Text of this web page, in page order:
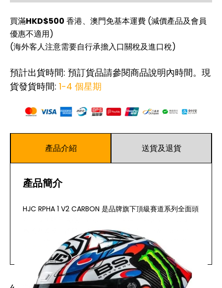
買滿HKD$500 香港、澳門免基本運費 (減價產品及會員
優惠不適用)
(海外客人注意需要自行承擔入口關稅及進口稅)
預計出貨時間: 預訂貨品請參閱商品說明內時間。現
貨發貨時間: 1-4 個星期
產品介紹 送貨及退貨
產品簡介
HJC RPHA 1 V2 CARBON 是品牌旗下頂級賽道系列全面頭
感的賽道及公路騎士而設計。此款配備 Snow Diablo 特
別版彩繪，設計獨特，突顯個性化風格。RPHA 1 V2 系列
一直是 MotoGP 賽事及專業賽車手的信賴之選，兼顧輕
量化、空氣力學及舒適配戴體驗。
主要特點